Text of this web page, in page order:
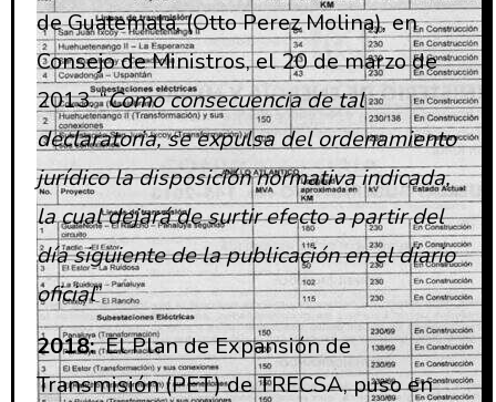
de Guatemala, (Otto Perez Molina), en
Consejo de Ministros, el 20 de marzo de
2013. “Como consecuencia de tal
declaratoria, se expulsa del ordenamiento
jurídico la disposición normativa indicada,
la cual dejará de surtir efecto a partir del
día siguiente de la publicación en el diario
oficial”
2018:El Plan de Expansión de
Transmisión (PET) de TRECSA, puso en